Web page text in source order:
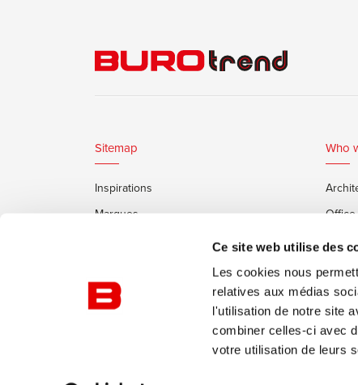
Ce site web utilise des
Les cookies nous
relatives aux médias
l'utilisation de notre site
combiner celles-ci avec
votre utilisation de leurs
Sitemap
Inspirations
Marques
Cabines Insonorisées Framery
Who
Politique de confidentialité